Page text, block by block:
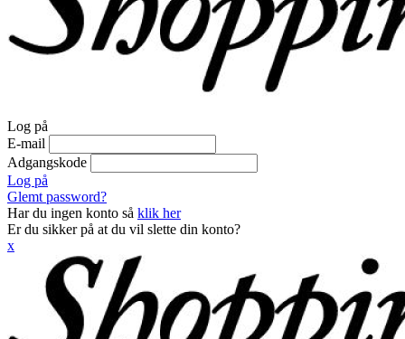
Log på
E-mail
Adgangskode
Log på
Glemt password?
Har du ingen konto så klik her
Er du sikker på at du vil slette din konto?
x